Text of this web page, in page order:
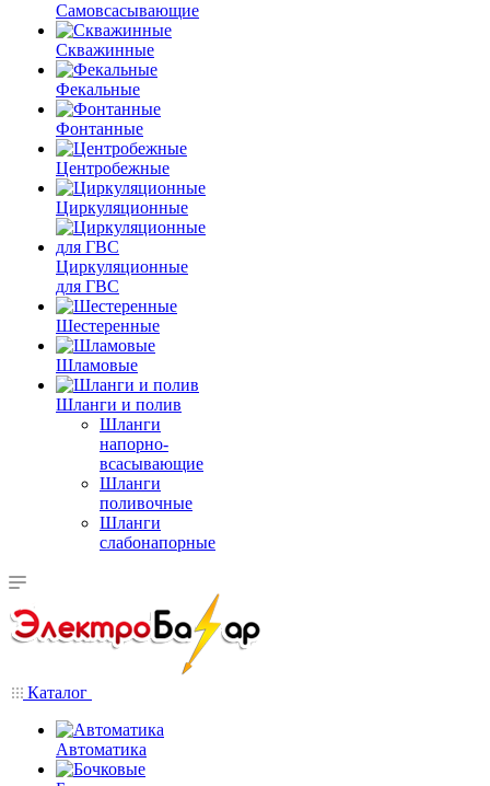
Самовсасывающие
Скважинные
Фекальные
Фонтанные
Центробежные
Циркуляционные
Циркуляционные
для ГВС
Шестеренные
Шламовые
Шланги и полив
Шланги
напорно-
всасывающие
Шланги
поливочные
Шланги
слабонапорные
Каталог
Автоматика